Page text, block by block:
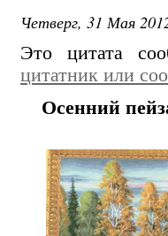
Четверг, 31 Мая
Это цитата
цитатник или
Осенний